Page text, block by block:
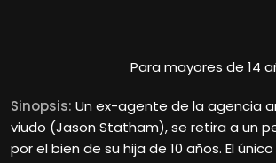
Para mayores de 14
Sinopsis: Un ex-agente de la agencia
viudo (Jason Statham), se retira a un
por el bien de su hija de 10 años. El